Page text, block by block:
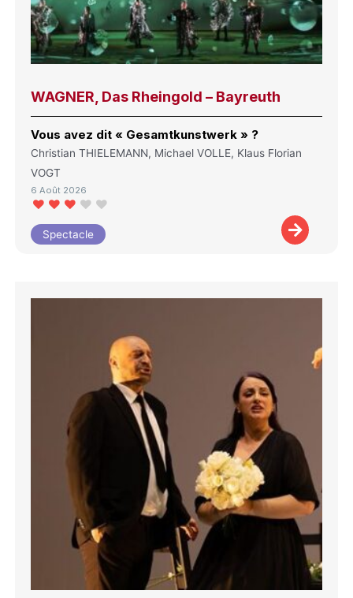
WAGNER, Das Rheingold – Bayreuth
Vous avez dit « Gesamtkunstwerk » ?
Christian THIELEMANN, Michael VOLLE, Klaus Florian
VOGT
6 Août 2026
Spectacle